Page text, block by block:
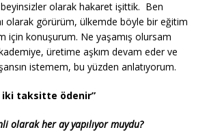
olarak hakaret işittik. Ben
olarak görürüm, ülkemde böyle bir eğitim
için konuşurum. Ne yaşamış olursam
üretime aşkım devam eder ve
istemem, bu yüzden anlatıyorum.
iki taksitte ödenir”
olarak her ay yapılıyor muydu?